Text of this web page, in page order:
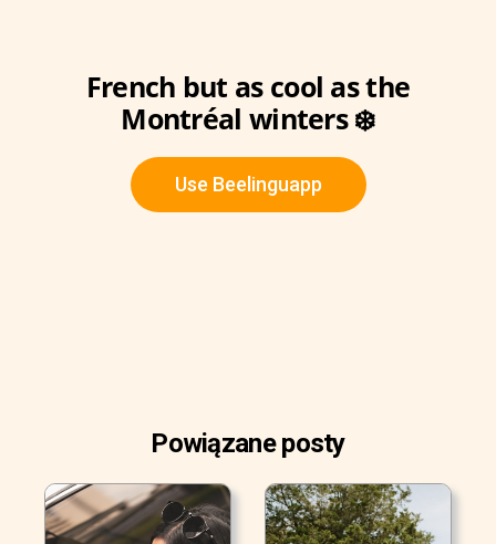
French but as cool as the
Montréal winters ❄️
Use Beelinguapp
Powiązane posty